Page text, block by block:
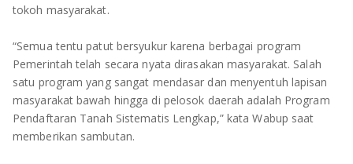
TANGGAMUS
PESISIR BARAT
TULANG BAWANG
tokoh masyarakat.
“Semua tentu patut bersyukur karena berbagai program
Pemerintah telah secara nyata dirasakan masyarakat. Salah
satu program yang sangat mendasar dan menyentuh lapisan
masyarakat bawah hingga di pelosok daerah adalah Program
Pendaftaran Tanah Sistematis Lengkap,” kata Wabup saat
memberikan sambutan.